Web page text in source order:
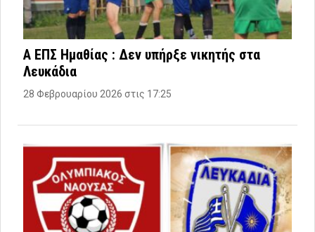
Α ΕΠΣ Ημαθίας : Δεν υπήρξε νικητής στα
Λευκάδια
28 Φεβρουαρίου 2026 στις 17:25